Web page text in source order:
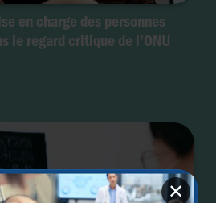
✕
en charge des personnes
le regard critique de l’ONU